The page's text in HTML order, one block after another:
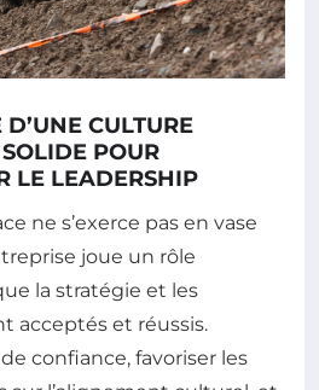
CULTURE
POUR
LE LEADERSHIP
ne s’exerce pas en vase
joue un rôle
la stratégie et les
acceptés et réussis.
confiance, favoriser les